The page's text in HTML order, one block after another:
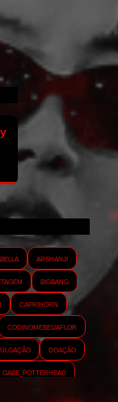
Arshanji
Bigbang
Caprihorn
Codinomebeijaflor
Doação
Gabe_Potterhead